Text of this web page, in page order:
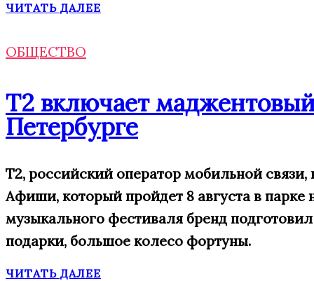
ЧИТАТЬ ДАЛЕЕ
ОБЩЕСТВО
Т2 включает
Петербурге
Т2, российский оператор мобильной
Афиши, который пройдет 8 августа в парке
музыкального фестиваля бренд
подарки, большое колесо фортуны.
ЧИТАТЬ ДАЛЕЕ